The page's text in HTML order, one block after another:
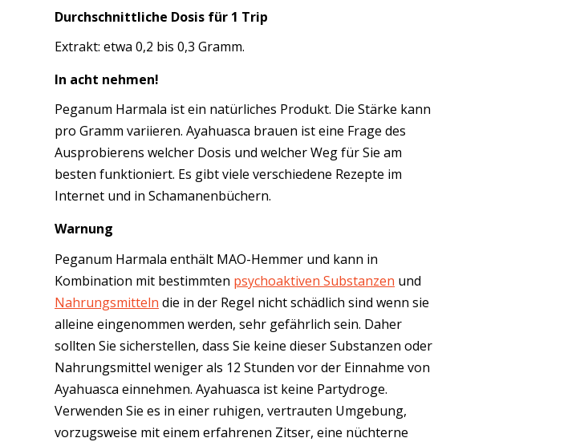
Durchschnittliche Dosis für 1 Trip
Extrakt: etwa 0,2 bis 0,3 Gramm.
In acht nehmen!
Peganum Harmala ist ein natürliches Produkt. Die Stärke kann
pro Gramm variieren. Ayahuasca brauen ist eine Frage des
Ausprobierens welcher Dosis und welcher Weg für Sie am
besten funktioniert. Es gibt viele verschiedene Rezepte im
Internet und in Schamanenbüchern.
Warnung
Peganum Harmala enthält MAO-Hemmer und kann in
Kombination mit bestimmten psychoaktiven Substanzen und
Nahrungsmitteln die in der Regel nicht schädlich sind wenn sie
alleine eingenommen werden, sehr gefährlich sein. Daher
sollten Sie sicherstellen, dass Sie keine dieser Substanzen oder
Nahrungsmittel weniger als 12 Stunden vor der Einnahme von
Ayahuasca einnehmen. Ayahuasca ist keine Partydroge.
Verwenden Sie es in einer ruhigen, vertrauten Umgebung,
vorzugsweise mit einem erfahrenen Zitser, eine nüchterne